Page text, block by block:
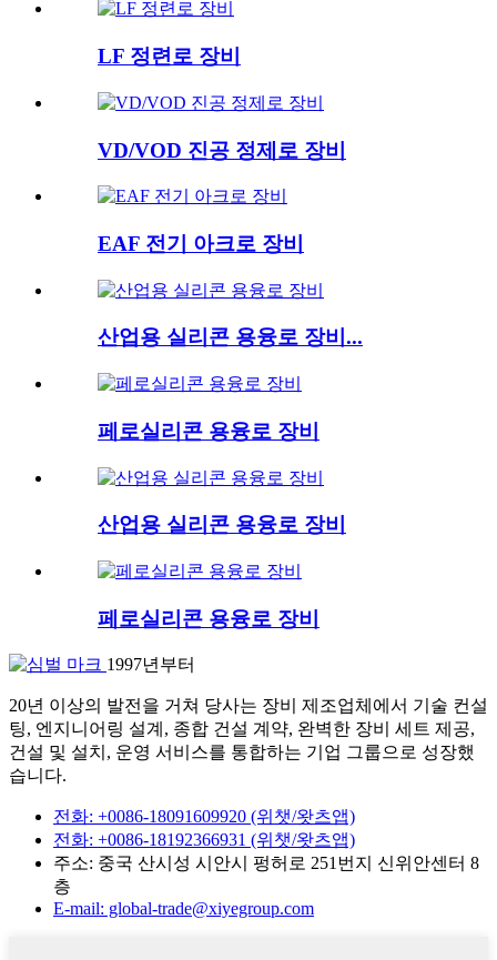
LF 정련로 장비
VD/VOD 진공 정제로 장비
EAF 전기 아크로 장비
산업용 실리콘 용융로 장비...
페로실리콘 용융로 장비
산업용 실리콘 용융로 장비
페로실리콘 용융로 장비
1997년부터
20년 이상의 발전을 거쳐 당사는 장비 제조업체에서 기술 컨설
팅, 엔지니어링 설계, 종합 건설 계약, 완벽한 장비 세트 제공,
건설 및 설치, 운영 서비스를 통합하는 기업 그룹으로 성장했
습니다.
전화: +0086-18091609920 (위챗/왓츠앱)
전화: +0086-18192366931 (위챗/왓츠앱)
주소: 중국 산시성 시안시 펑허로 251번지 신위안센터 8
층
E-mail: global-trade@xiyegroup.com